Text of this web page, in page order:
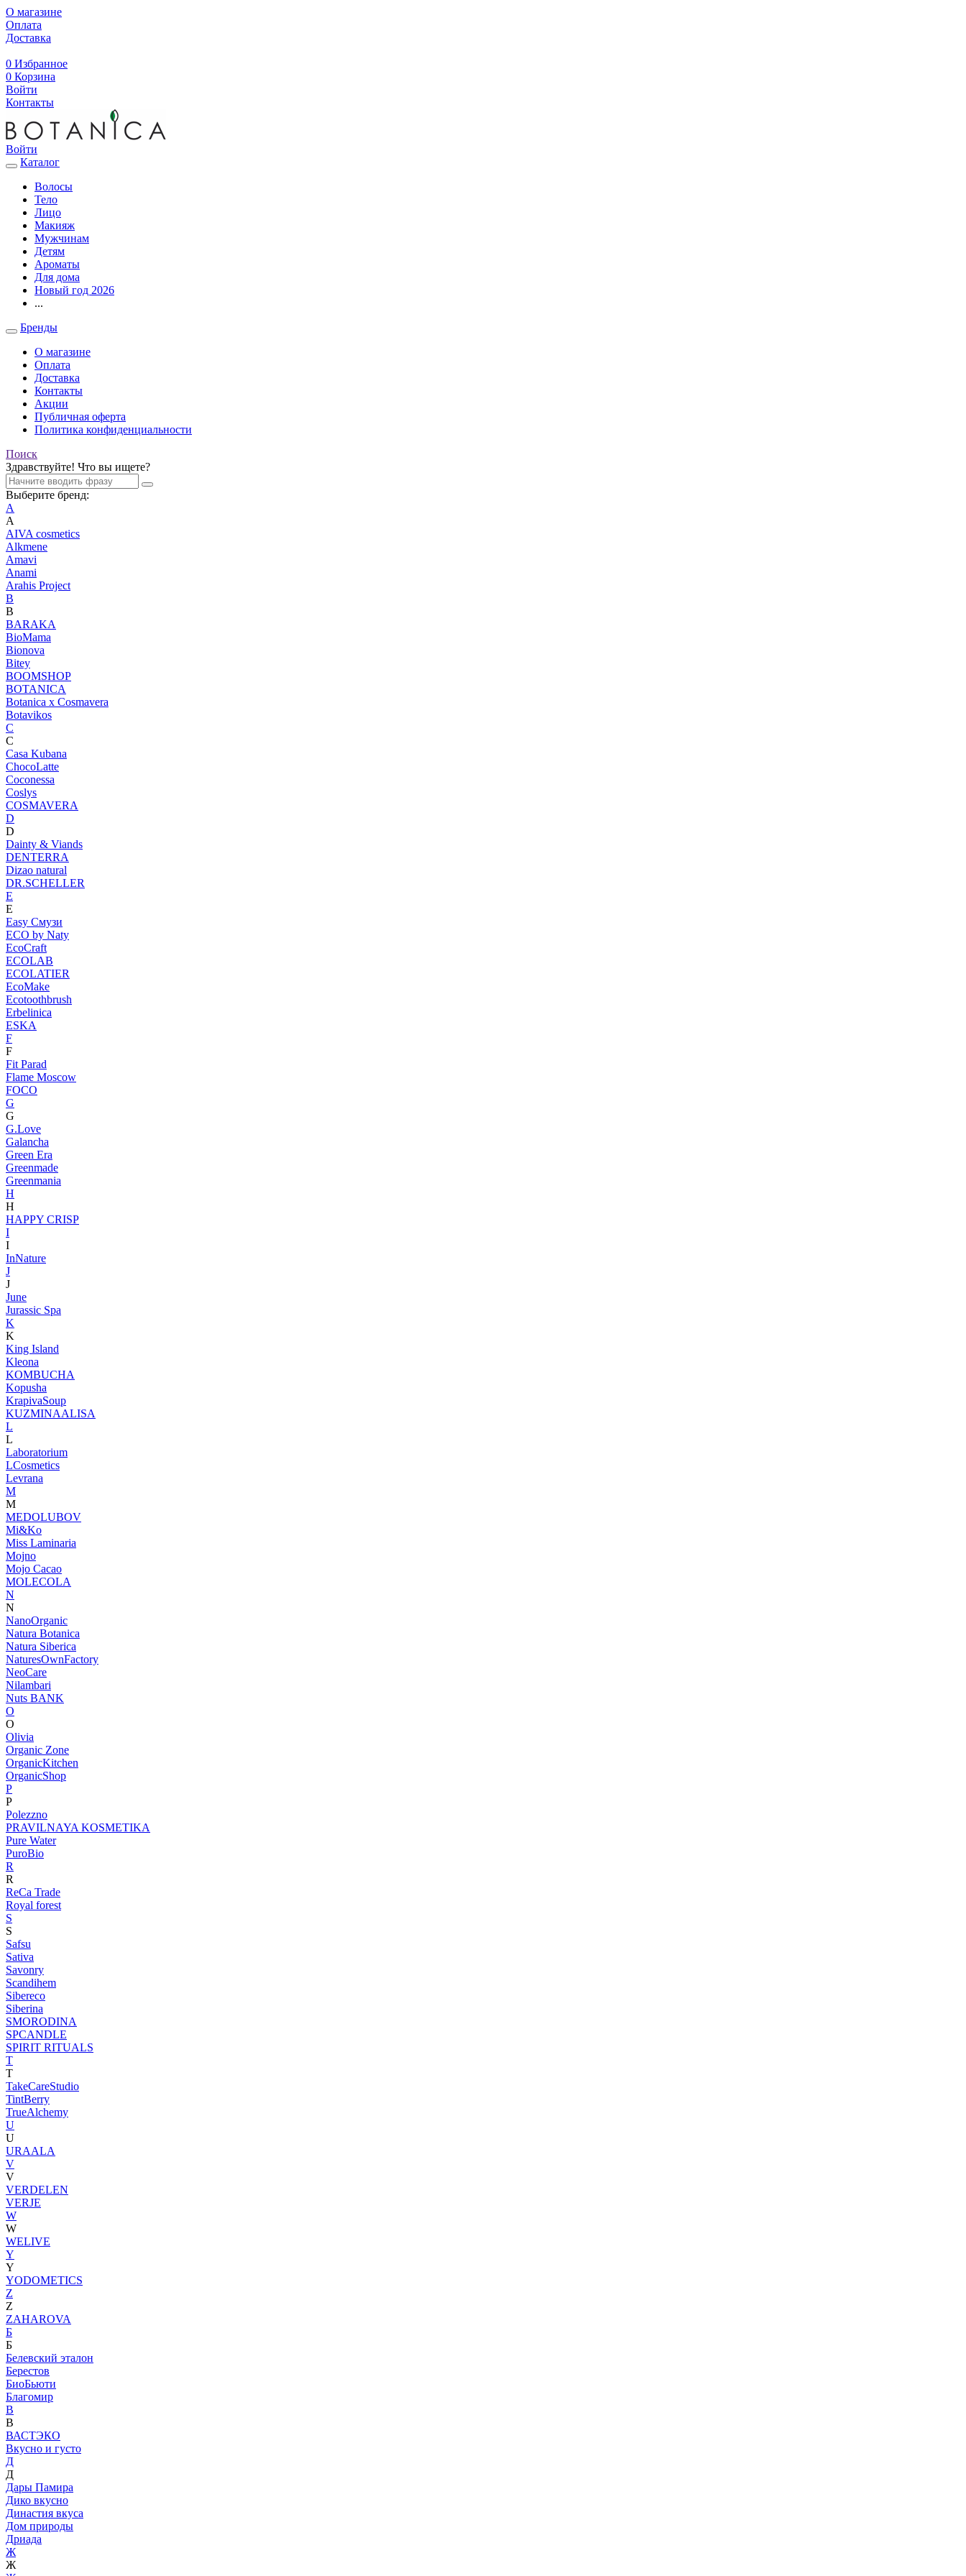
О магазине
Оплата
Доставка
0 Избранное
0 Корзина
Войти
Контакты
Войти
Каталог
Волосы
Тело
Лицо
Макияж
Мужчинам
Детям
Ароматы
Для дома
Новый год 2026
...
Бренды
О магазине
Оплата
Доставка
Контакты
Акции
Публичная оферта
Политика конфиденциальности
Поиск
Здравствуйте! Что вы ищете?
Выберите бренд:
A
A
AIVA cosmetics
Alkmene
Amavi
Anami
Arahis Project
B
B
BARAKA
BioMama
Bionova
Bitey
BOOMSHOP
BOTANICA
Botanica х Cosmavera
Botavikos
C
C
Casa Kubana
ChocoLatte
Coconessa
Coslys
COSMAVERA
D
D
Dainty & Viands
DENTERRA
Dizao natural
DR.SCHELLER
E
E
Easy Смузи
ECO by Naty
EcoCraft
ECOLAB
ECOLATIER
EcoMake
Ecotoothbrush
Erbelinica
ESKA
F
F
Fit Parad
Flame Moscow
FOCO
G
G
G.Love
Galancha
Green Era
Greenmade
Greenmania
H
H
HAPPY CRISP
I
I
InNature
J
J
June
Jurassic Spa
K
K
King Island
Kleona
KOMBUCHA
Kopusha
KrapivaSoup
KUZMINAALISA
L
L
Laboratorium
LCosmetics
Levrana
M
M
MEDOLUBOV
Mi&Ko
Miss Laminaria
Mojno
Mojo Cacao
MOLECOLA
N
N
NanoOrganic
Natura Botanica
Natura Siberica
NaturesOwnFactory
NeoCare
Nilambari
Nuts BANK
O
O
Olivia
Organic Zone
OrganicKitchen
OrganicShop
P
P
Polezzno
PRAVILNAYA KOSMETIKA
Pure Water
PuroBio
R
R
ReCa Trade
Royal forest
S
S
Safsu
Sativa
Savonry
Scandihem
Sibereco
Siberina
SMORODINA
SPCANDLE
SPIRIT RITUALS
T
T
TakeCareStudio
TintBerry
TrueAlchemy
U
U
URAALA
V
V
VERDELEN
VERJE
W
W
WELIVE
Y
Y
YODOMETICS
Z
Z
ZAHAROVA
Б
Б
Белевский эталон
Берестов
БиоБьюти
Благомир
В
В
ВАСТЭКО
Вкусно и густо
Д
Д
Дары Памира
Дико вкусно
Династия вкуса
Дом природы
Дриада
Ж
Ж